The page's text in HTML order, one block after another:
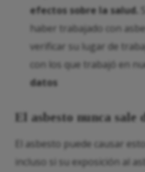
efectos sobre la salud.
haber trabajado con
verificar su lugar de
con los que trabajó en
datos
El asbesto nunca sale
El asbesto puede causar
incluso si su exposición al